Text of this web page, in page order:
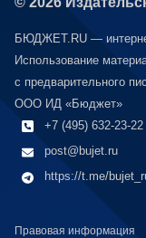
БЮДЖЕТ.RU —
Использование
с предварительного
ООО ИД «Бюджет»
+7 (495) 632-23-22
post@bujet.ru
https://t.me/
Правовая информация